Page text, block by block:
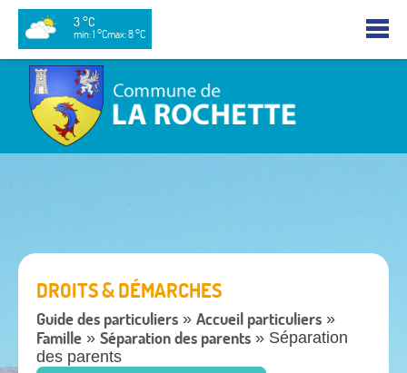
3 °C
min: 1 °Cmax: 8 °C
DROITS & DÉMARCHES
Guide des particuliers » Accueil particuliers »
Famille » Séparation des parents » Séparation
des parents